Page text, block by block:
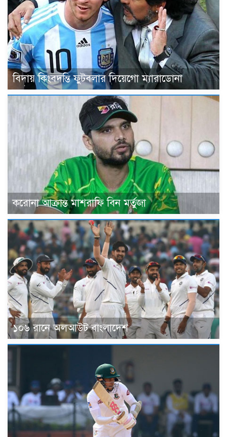
বিদায় কিংবদন্তি ফুটবলার দিয়েগো ম্যারাডোনা
করোনা আক্রান্ত মাশরাফি বিন মর্তুজা
১০৬ রানে অলআউট বাংলাদেশ